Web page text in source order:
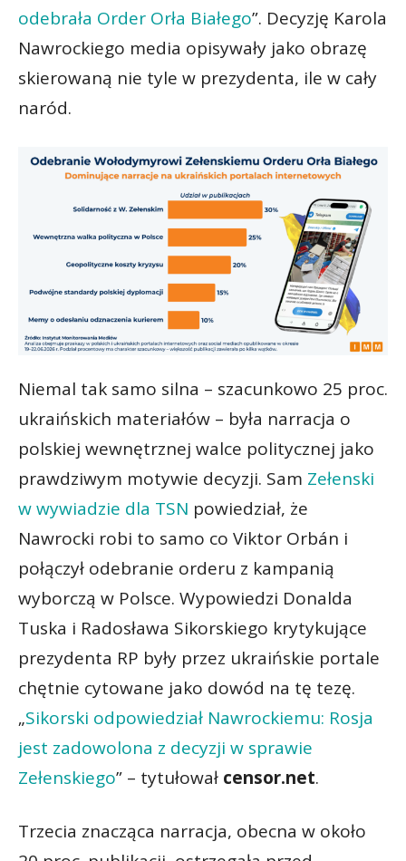
odebrała Order Orła Białego”. Decyzję Karola
Nawrockiego media opisywały jako obrazę
skierowaną nie tyle w prezydenta, ile w cały
naród.
Niemal tak samo silna – szacunkowo 25 proc.
ukraińskich materiałów – była narracja o
polskiej wewnętrznej walce politycznej jako
prawdziwym motywie decyzji. Sam Zełenski
w wywiadzie dla TSN powiedział, że
Nawrocki robi to samo co Viktor Orbán i
połączył odebranie orderu z kampanią
wyborczą w Polsce. Wypowiedzi Donalda
Tuska i Radosława Sikorskiego krytykujące
prezydenta RP były przez ukraińskie portale
chętnie cytowane jako dowód na tę tezę.
„Sikorski odpowiedział Nawrockiemu: Rosja
jest zadowolona z decyzji w sprawie
Zełenskiego” – tytułował censor.net.
Trzecia znacząca narracja, obecna w około